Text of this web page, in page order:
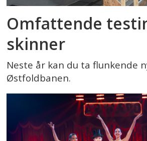
Omfattende
skinner
Neste år kan du ta flunkende
Østfoldbanen.